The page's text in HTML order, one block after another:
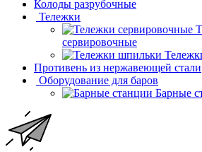
Колоды разрубочные
Тележки
сервировочные
Противень из нержавеющей стали
Оборудование для баров
Барные